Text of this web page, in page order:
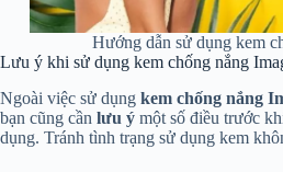
Hướng dẫn sử dụng kem
Lưu ý khi sử dụng kem chống nắng
Ngoài việc sử dụng kem chống nắng
bạn cũng cần lưu ý một số điều trước
dụng. Tránh tình trạng sử dụng kem